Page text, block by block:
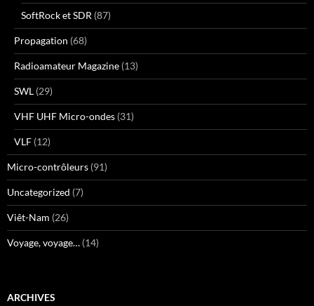
SoftRock et SDR (87)
Propagation (68)
Radioamateur Magazine (13)
SWL (29)
VHF UHF Micro-ondes (31)
VLF (12)
Micro-contrôleurs (91)
Uncategorized (7)
Viêt-Nam (26)
Voyage, voyage… (14)
ARCHIVES